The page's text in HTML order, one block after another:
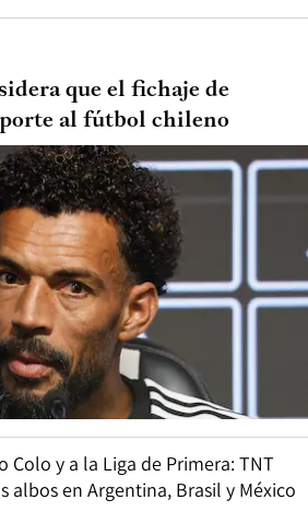
que el fichaje de
al fútbol chileno
Colo y a la Liga de Primera: TNT
albos en Argentina, Brasil y México